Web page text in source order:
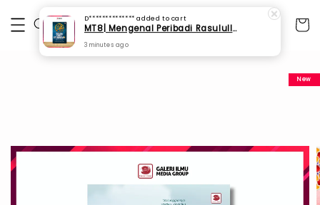
New
D************** added to cart
MT8| Mengenal Peribadi Rasulullah SAW - Ustaz Hazri Hashim al-Bindany
3 minutes ago